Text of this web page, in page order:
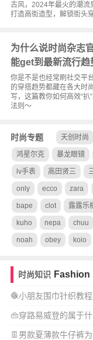
古风，2024年最火的潮流
打造高街造型，解锁街头
为什么说时尚杂志
能get到最新流行趋
你是不是也经常刷社交平
的穿搭趋势都藏在各大时
写，这篇教你如何高效“
法则～
时尚专题 天创时尚
鸿星尔克 暴龙眼镜
lv手表 高田贤三
only ecco zara
bape clot 露露乐
kuho nepa chuu
noah obey koio
时尚知识 Fashion
🧶小朋友围巾针织教
👜穿路易威登的属于
👖男款夏薄款牛仔裤